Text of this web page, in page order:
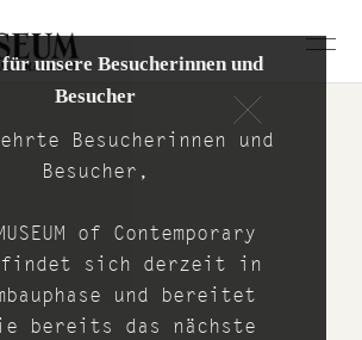
unsere Besucherinnen und
Besucher
Besucherinnen und
Besucher,
of Contemporary
sich derzeit in
und bereitet
bereits das nächste